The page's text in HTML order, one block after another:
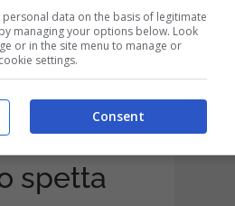
ha riconosciute
1500 euro,
Ma ci
spetta
data on the basis of legitimate
managing your options below. Look
or in the site menu to manage or
settings.
Consent